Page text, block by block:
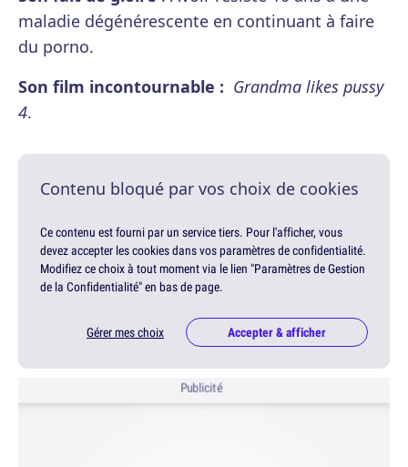
maladie dégénérescente en continuant à faire
du porno.
Son film incontournable : Grandma likes pussy
4.
Contenu bloqué par vos choix de cookies
Ce contenu est fourni par un service tiers. Pour l'afficher, vous
devez accepter les cookies dans vos paramètres de confidentialité.
Modifiez ce choix à tout moment via le lien "Paramètres de Gestion
de la Confidentialité" en bas de page.
Gérer mes choix Accepter & afficher
Publicité